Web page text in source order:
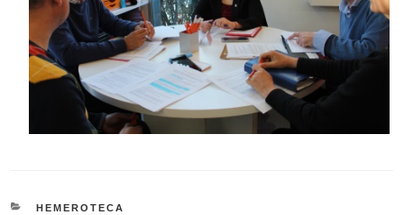
CATEGORIES
HEMEROTECA